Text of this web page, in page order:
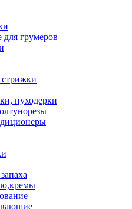
грумеров
пуходерки